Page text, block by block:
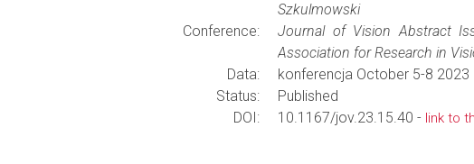
Szkulmowski
Conference:
Journal of Vision Abstract
Association for Research in
Data:
konferencja October 5-8 2023
Status:
Published
DOI:
10.1167/jov.23.15.40 - link to